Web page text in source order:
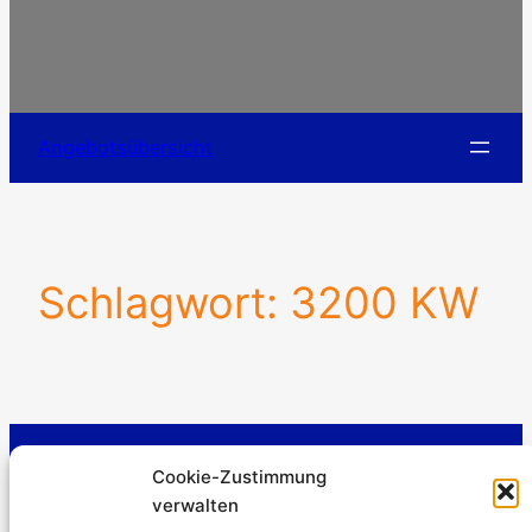
Cookie-Zustimmung
verwalten
Angebotsübersicht
Schlagwort: 3200 KW
Kürtener Straße 13, D-51465 Bergisch Gladbach
Geschäftsführer: Andre Kandlin